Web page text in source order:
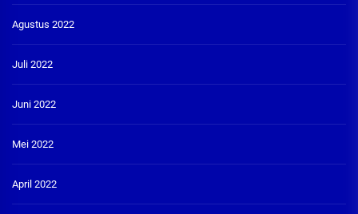
Agustus 2022
Juli 2022
Juni 2022
Mei 2022
April 2022